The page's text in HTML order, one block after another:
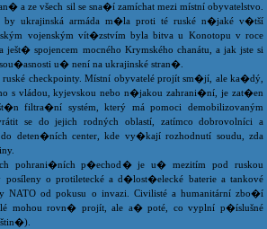
a ze všech sil se sna�í zamíchat mezi místní obyvatelstvo.
ukrajinská armáda m�la proti té ruské n�jaké v�tší
vojenským vít�zstvím byla bitva u Konotopu v roce
ješt� spojencem mocného Krymského chanátu, a jak jste si
u� není na ukrajinské stran�.
checkpointy. Místní obyvatelé projít sm�jí, ale ka�dý,
s vládou, kyjevskou nebo n�jakou zahrani�ní, je zat�en
filtra�ní systém, který má pomoci demobilizovaným
se do jejich rodných oblastí, zatímco dobrovolníci a
deten�ních center, kde vy�kají rozhodnutí soudu, zda
pohrani�ních p�echod� je u� mezitím pod ruskou
o protiletecké a d�lost�elecké baterie a tankové
NATO od pokusu o invazi. Civilisté a humanitární zbo�í
mohou rovn� projít, ale a� poté, co vyplní p�íslušné